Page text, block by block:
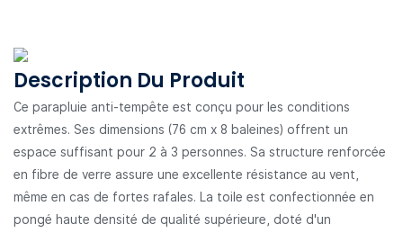
Description Du Produit
Ce parapluie anti-tempête est conçu pour les conditions
extrêmes. Ses dimensions (76 cm x 8 baleines) offrent un
espace suffisant pour 2 à 3 personnes. Sa structure renforcée
en fibre de verre assure une excellente résistance au vent,
même en cas de fortes rafales. La toile est confectionnée en
pongé haute densité de qualité supérieure, doté d'un